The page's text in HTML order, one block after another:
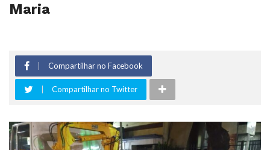
Maria
Compartilhar no Facebook
Compartilhar no Twitter